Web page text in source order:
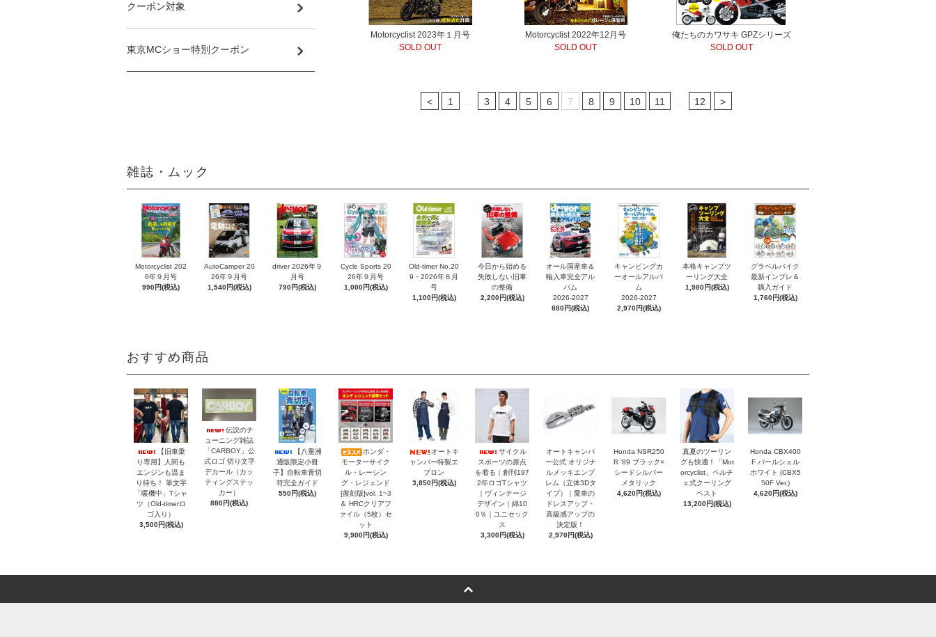
Motorcyclist 2023年１月号
SOLD OUT
Motorcyclist 2022年12月号
SOLD OUT
俺たちのカワサキ GPZシリーズ
SOLD OUT
< 1 3 4 5 6 7 8 9 10 11 12 >
クーポン対象
東京MCショー特別クーポン
雑誌・ムック
Motorcyclist 202
6年９月号
990円(税込)
AutoCamper 20
26年９月号
1,540円(税込)
driver 2026年９
月号
790円(税込)
Cycle Sports 20
26年９月号
1,000円(税込)
Old-timer No.20
9・2026年８月
号
1,100円(税込)
今日から始める
失敗しない旧車
の整備
2,200円(税込)
オール国産車＆
輸入車完全アル
バム
2026-2027
880円(税込)
キャンピングカ
ーオールアルバ
ム
2026-2027
2,970円(税込)
本格キャンプツ
ーリング大全
1,980円(税込)
グラベルバイク
最新インプレ＆
購入ガイド
1,760円(税込)
おすすめ商品
【旧車乗
り専用】人間も
エンジンも温ま
り待ち！ 筆文字
「暖機中」Tシャ
ツ（Old-timerロ
ゴ入り）
3,500円(税込)
伝説のチ
ューニング雑誌
「CARBOY」公
式ロゴ 切り文字
デカール（カッ
ティングステッ
カー）
880円(税込)
【八重洲
通販限定小冊
子】自転車青切
符完全ガイド
550円(税込)
ホンダ・
モーターサイク
ル・レーシン
グ・レジェンド
[復刻版]vol. 1~3
＆ HRCクリアフ
ァイル（5枚）セ
ット
9,900円(税込)
オートキ
ャンパー特製エ
プロン
3,850円(税込)
サイクル
スポーツの原点
を着る｜創刊197
2年ロゴTシャツ
｜ヴィンテージ
デザイン｜綿10
0％｜ユニセック
ス
3,300円(税込)
オートキャンパ
ー公式 オリジナ
ルメッキエンブ
レム（立体3Dタ
イプ）｜愛車の
ドレスアップ・
高級感アップの
決定版！
2,970円(税込)
Honda NSR250
R '89 ブラック×
シードシルバー
メタリック
4,620円(税込)
真夏のツーリン
グも快適！「Mot
orcyclist」ペルチ
ェ式クーリング
ベスト
13,200円(税込)
Honda CBX400
F パールシェル
ホワイト (CBX5
50F Ver.)
4,620円(税込)